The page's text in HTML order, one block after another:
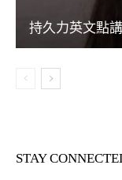
持久力英文點
STAY